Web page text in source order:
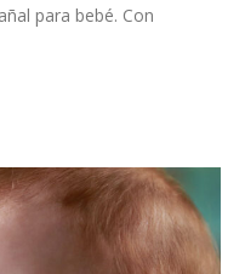
para bebé. Con